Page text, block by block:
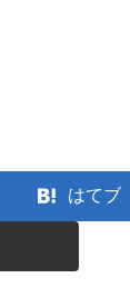
はてブ